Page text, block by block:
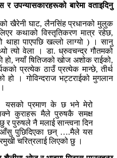
र उपन्यासकारहरूको बारेमा वताइदिनु
खैरेनी घाट, लैनसिंह प्रधानको मुलुक
कथाको विस्तृतिकरण मात्र रहेछ,
पाएपछि खल्लो लाग्यो ) । सानु
त्यो वेला । डा. ध्रुवचन्द्र गौतमको
नयाँ षितिजको खोज अशोक राईको,
प्रत्येक ठाउँ प्रत्येक मान्छे, तीर्थ
हो । गोविन्दराज भट्टराईको मुगलान
यसको प्रमाण के छ भने मेरो
कुराहरू मैले पुरुषकै समक्ष
पुरुषले नै मलाई सान्त्वना दिन
पुछिदिएका छन् ….मैले यस
चरित्रलाई लिएको छु ।